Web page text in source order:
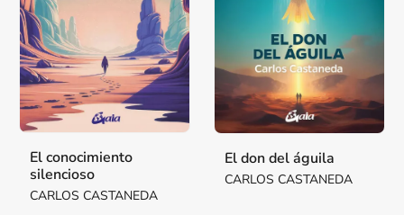
El conocimiento
silencioso
CARLOS CASTANEDA
El don del águila
CARLOS CASTANEDA